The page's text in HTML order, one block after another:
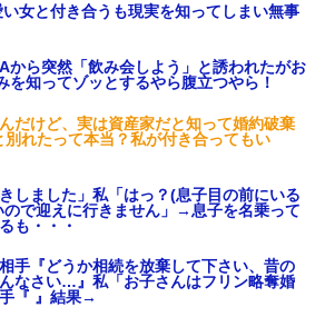
女と付き合うも現実を知ってしまい無事
から突然「飲み会しよう」と誘われたがお
を知ってゾッとするやら腹立つやら！
だけど、実は資産家だと知って婚約破棄
別れたって本当？私が付き合ってもい
しました」私「はっ？(息子目の前にいる
で迎えに行きません」→息子を名乗って
も・・・
手『どうか相続を放棄して下さい、昔の
なさい…』私「お子さんはフリン略奪婚
『 』結果→